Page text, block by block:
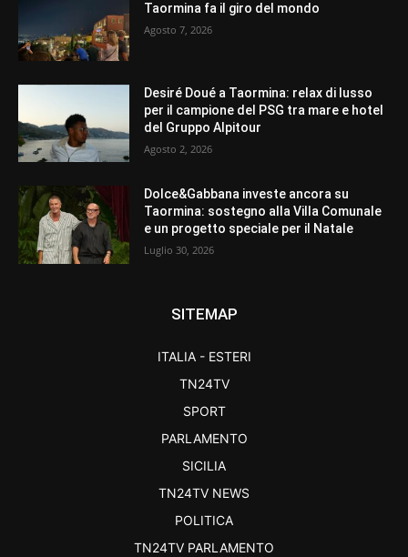
Taormina fa il giro del mondo
Agosto 7, 2026
Desiré Doué a Taormina: relax di lusso
per il campione del PSG tra mare e hotel
del Gruppo Alpitour
Agosto 2, 2026
Dolce&Gabbana investe ancora su
Taormina: sostegno alla Villa Comunale
e un progetto speciale per il Natale
Luglio 30, 2026
SITEMAP
ITALIA - ESTERI
TN24TV
SPORT
PARLAMENTO
SICILIA
TN24TV NEWS
POLITICA
TN24TV PARLAMENTO